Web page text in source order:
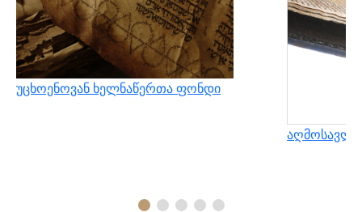
უცხოენოვან ხელნაწერთა ფონდი